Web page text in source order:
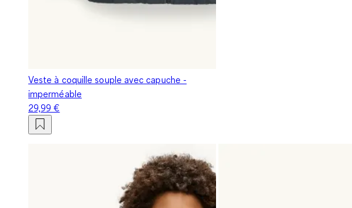
Veste à coquille souple avec capuche -
imperméable
29,99 €